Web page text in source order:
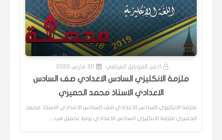
ادمن الموبايل العراقي 30 مارس 2020
ملزمة الانكليزي السادس الاعدادي صف السادس
الاعدادي الاستاذ محمد الحميري
ملزمة الانكليزي السادس الاعدادي صف السادس الاعدادي الاستاذ محمد
الحميري ملزمة الانكليزي السادس الاعدادي برابط تحميل مب…